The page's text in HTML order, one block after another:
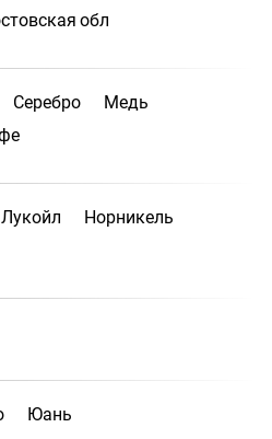
обл
Серебро
Медь
Лукойл
Норникель
Юань